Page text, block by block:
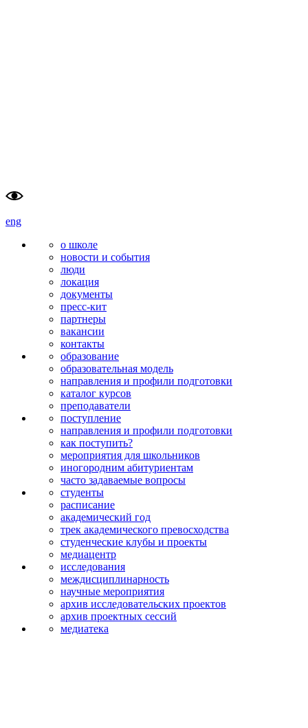
eng
о школе
новости и события
люди
локация
документы
пресс-кит
партнеры
вакансии
контакты
образование
образовательная модель
направления и профили подготовки
каталог курсов
преподаватели
поступление
направления и профили подготовки
как поступить?
мероприятия для школьников
иногородним абитуриентам
часто задаваемые вопросы
студенты
расписание
академический год
трек академического превосходства
студенческие клубы и проекты
медиацентр
исследования
междисципли­нарность
научные мероприятия
архив исследова­тельских проектов
архив проектных сессий
медиатека